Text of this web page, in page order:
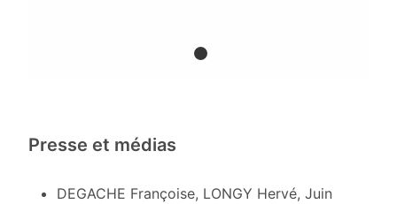
Presse et médias
DEGACHE Françoise, LONGY Hervé, Juin